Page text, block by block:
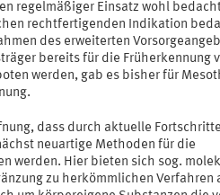
regelmäßiger Einsatz wohl
rechtfertigenden Indikation
des erweiterten
bereits für die Früherkennung
werden, gab es bisher für
dass durch aktuelle
neuartige Methoden für die
werden. Hier bieten sich sog.
zu herkömmlichen Verfahren